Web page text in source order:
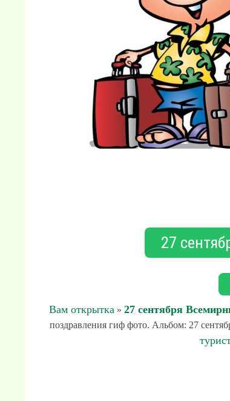
27
Вам открытка » 27 сентября
поздравления гиф фото. Альбом: 27